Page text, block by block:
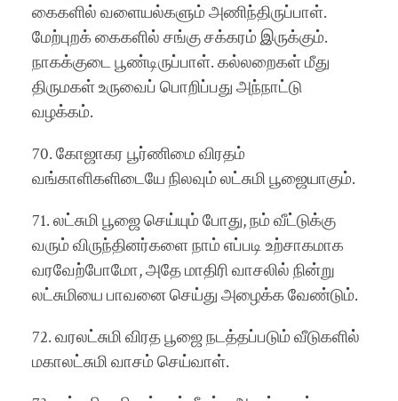
கைகளில் வளையல்களும் அணிந்திருப்பாள்.
மேற்புறக் கைகளில் சங்கு சக்கரம் இருக்கும்.
நாகக்குடை பூண்டிருப்பாள். கல்லறைகள் மீது
திருமகள் உருவைப் பொறிப்பது அந்நாட்டு
வழக்கம்.
70. கோஜாகர பூர்ணிமை விரதம்
வங்காளிகளிடையே நிலவும் லட்சுமி பூஜையாகும்.
71. லட்சுமி பூஜை செய்யும் போது, நம் வீட்டுக்கு
வரும் விருந்தினர்களை நாம் எப்படி உற்சாகமாக
வரவேற்போமோ, அதே மாதிரி வாசலில் நின்று
லட்சுமியை பாவனை செய்து அழைக்க வேண்டும்.
72. வரலட்சுமி விரத பூஜை நடத்தப்படும் வீடுகளில்
மகாலட்சுமி வாசம் செய்வாள்.